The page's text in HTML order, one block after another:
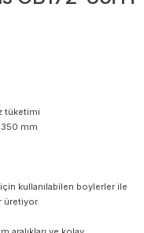
tüketimi
mm
kullanılabilen boylerler ile
üretiyor.